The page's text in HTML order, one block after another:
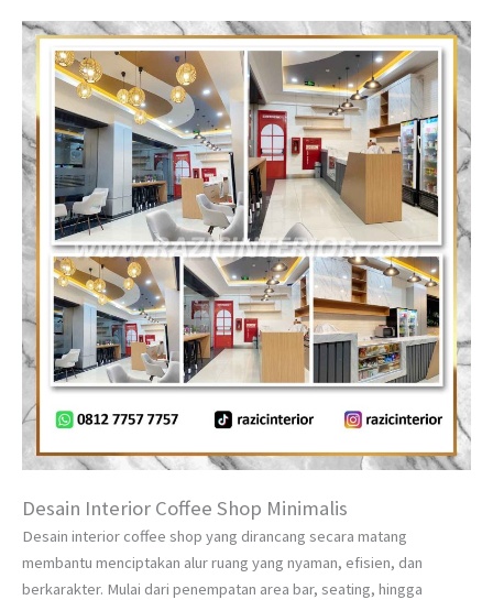
Desain Interior Coffee Shop Minimalis
Desain interior coffee shop yang dirancang secara matang
membantu menciptakan alur ruang yang nyaman, efisien, dan
berkarakter. Mulai dari penempatan area bar, seating, hingga